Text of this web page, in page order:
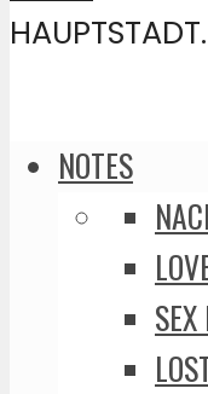
NOTES